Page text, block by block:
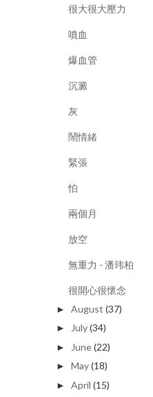
很大很大壓力
噴血
爆血管
沉澱
灰
鬧情緒
緊張
怕
兩個月
放空
無重力 - 潘玮柏
很開心很懷念
► August (37)
► July(34)
► June(22)
► May(18)
► April (15)